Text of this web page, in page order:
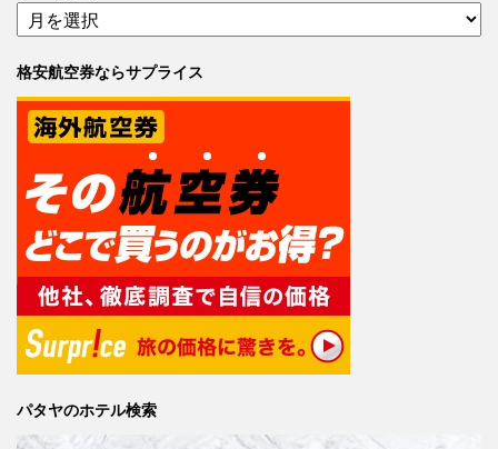
格安航空券ならサプライス
パタヤのホテル検索